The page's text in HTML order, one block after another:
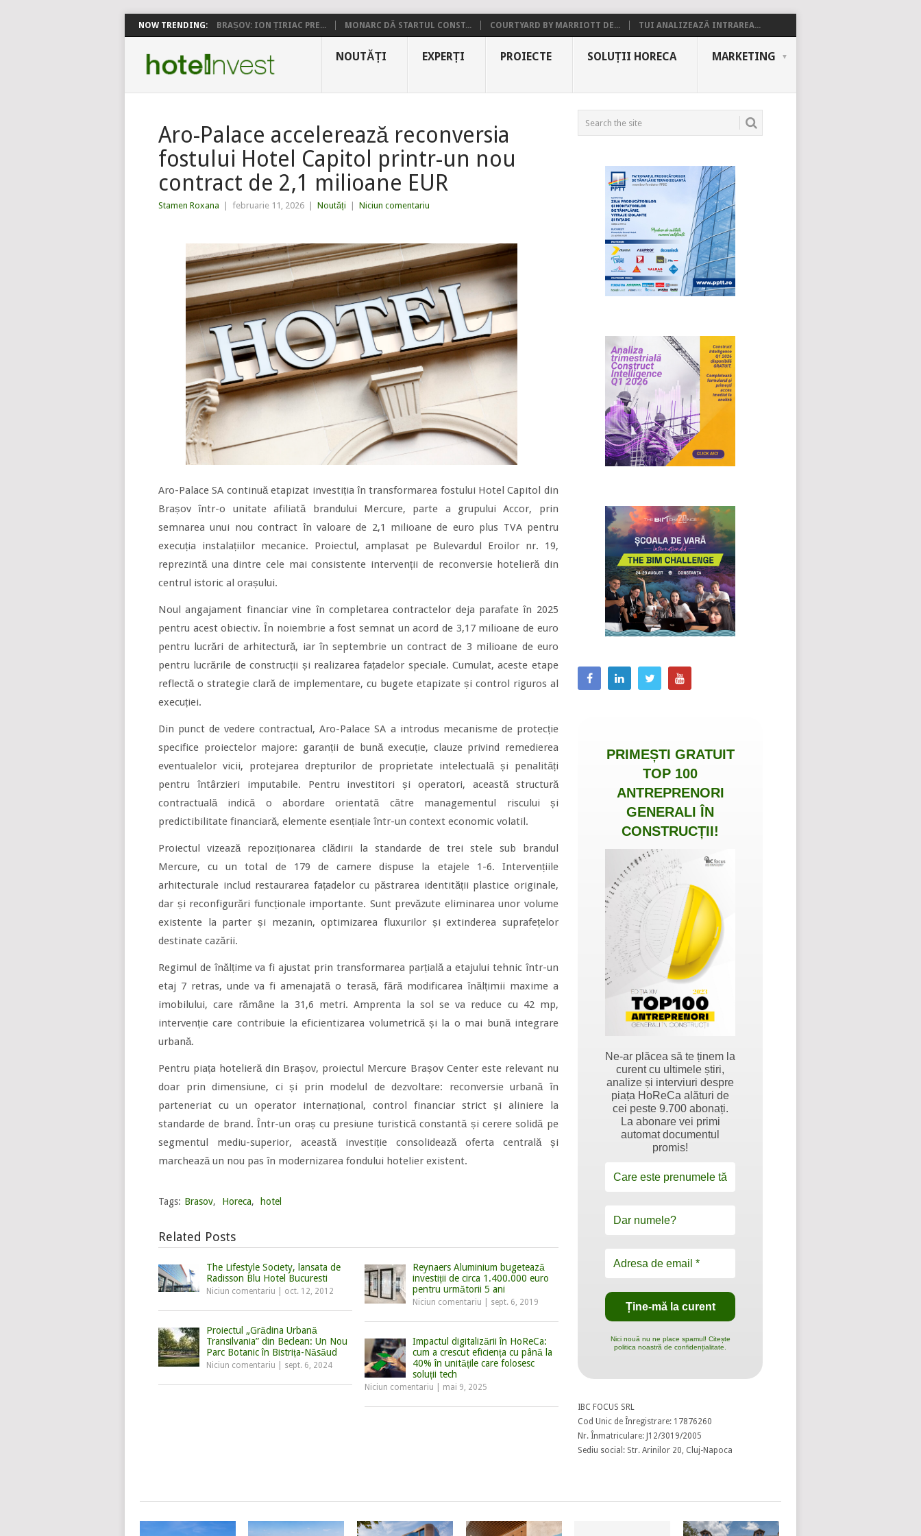
NOW TRENDING: BRAȘOV: ION ȚIRIAC PRE... MONARC DĂ STARTUL CONST... COURTYARD BY MARRIOTT DE... TUI ANALIZEAZĂ INTRAREA...
NOUTĂȚI EXPERȚI PROIECTE SOLUȚII HORECA MARKETING
Aro-Palace accelerează reconversia
fostului Hotel Capitol printr-un nou
contract de 2,1 milioane EUR
Stamen Roxana februarie 11, 2026 Noutăți Niciun comentariu
Aro-Palace SA continuă etapizat investiția în transformarea fostului Hotel Capitol din
Brașov într-o unitate afiliată brandului Mercure, parte a grupului Accor, prin
semnarea unui nou contract în valoare de 2,1 milioane de euro plus TVA pentru
execuția instalațiilor mecanice. Proiectul, amplasat pe Bulevardul Eroilor nr. 19,
reprezintă una dintre cele mai consistente intervenții de reconversie hotelieră din
centrul istoric al orașului.
Noul angajament financiar vine în completarea contractelor deja parafate în 2025
pentru acest obiectiv. În noiembrie a fost semnat un acord de 3,17 milioane de euro
pentru lucrări de arhitectură, iar în septembrie un contract de 3 milioane de euro
pentru lucrările de construcții și realizarea fațadelor speciale. Cumulat, aceste etape
reflectă o strategie clară de implementare, cu bugete etapizate și control riguros al
execuției.
Din punct de vedere contractual, Aro-Palace SA a introdus mecanisme de protecție
specifice proiectelor majore: garanții de bună execuție, clauze privind remedierea
eventualelor vicii, protejarea drepturilor de proprietate intelectuală și penalități
pentru întârzieri imputabile. Pentru investitori și operatori, această structură
contractuală indică o abordare orientată către managementul riscului și
predictibilitate financiară, elemente esențiale într-un context economic volatil.
Proiectul vizează repoziționarea clădirii la standarde de trei stele sub brandul
Mercure, cu un total de 179 de camere dispuse la etajele 1-6. Intervențiile
arhitecturale includ restaurarea fațadelor cu păstrarea identității plastice originale,
dar și reconfigurări funcționale importante. Sunt prevăzute eliminarea unor volume
existente la parter și mezanin, optimizarea fluxurilor și extinderea suprafețelor
destinate cazării.
Regimul de înălțime va fi ajustat prin transformarea parțială a etajului tehnic într-un
etaj 7 retras, unde va fi amenajată o terasă, fără modificarea înălțimii maxime a
imobilului, care rămâne la 31,6 metri. Amprenta la sol se va reduce cu 42 mp,
intervenție care contribuie la eficientizarea volumetrică și la o mai bună integrare
urbană.
Pentru piața hotelieră din Brașov, proiectul Mercure Brașov Center este relevant nu
doar prin dimensiune, ci și prin modelul de dezvoltare: reconversie urbană în
parteneriat cu un operator internațional, control financiar strict și aliniere la
standarde de brand. Într-un oraș cu presiune turistică constantă și cerere solidă pe
segmentul mediu-superior, această investiție consolidează oferta centrală și
marchează un nou pas în modernizarea fondului hotelier existent.
Tags: Brasov, Horeca, hotel
Related Posts
The Lifestyle Society, lansata de
Radisson Blu Hotel Bucuresti
Niciun comentariu oct. 12, 2012
Reynaers Aluminium bugetează
investiții de circa 1.400.000 euro
pentru următorii 5 ani
Niciun comentariu sept. 6, 2019
Proiectul „Grădina Urbană
Transilvania” din Beclean: Un Nou
Parc Botanic în Bistrița-Năsăud
Niciun comentariu sept. 6, 2024
Impactul digitalizării în HoReCa:
cum a crescut eficiența cu până la
40% în unitățile care folosesc
soluții tech
Niciun comentariu mai 9, 2025
PRIMEȘTI GRATUIT
TOP 100
ANTREPRENORI
GENERALI ÎN
CONSTRUCȚII!
Ne-ar plăcea să te ținem la
curent cu ultimele știri,
analize și interviuri despre
piața HoReCa alături de
cei peste 9.700 abonați.
La abonare vei primi
automat documentul
promis!
Nici nouă nu ne place spamul! Citește
politica noastră de confidențialitate.
IBC FOCUS SRL
Cod Unic de Înregistrare: 17876260
Nr. Înmatriculare: J12/3019/2005
Sediu social: Str. Arinilor 20, Cluj-Napoca